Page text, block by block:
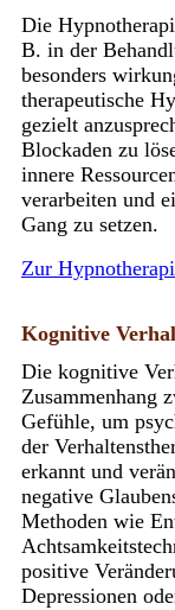
Die
B. in der
besonders
therapeutische
gezielt
Blockaden zu
innere
verarbeiten und
Gang zu setzen.
Zur
Kognitive
Die kognitive
Zusammenhang
Gefühle, um
der
erkannt und
negative
Methoden wie
positive
Depressionen